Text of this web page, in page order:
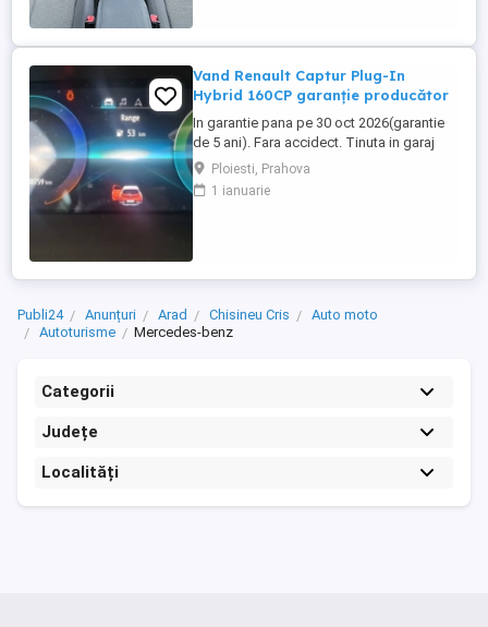
Vand Renault Captur Plug-In
Hybrid 160CP garanție producător
In garantie pana pe 30 oct 2026(garantie
de 5 ani). Fara accidect. Tinuta in garaj
(arata ca noua, nu are zgarieturi). Folosita
doar la naveta(30km zilnic). Nu are urme
de uzura, placutele si discurile nu sunt
Ploiesti, Prahova
1 ianuarie
Publi24 Anunțuri Arad Chisineu Cris
Auto moto
Autoturisme
Mercedes-benz
Categorii
Județe
Localități